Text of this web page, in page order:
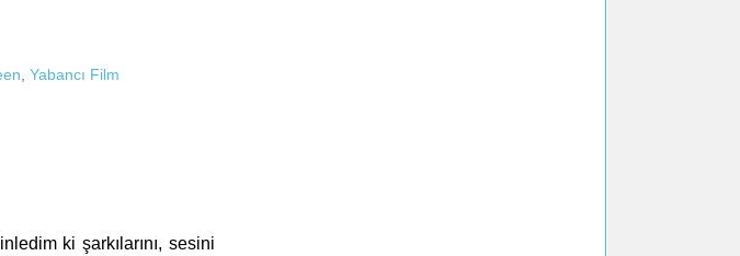
Yabancı Film
ki şarkılarını, sesini